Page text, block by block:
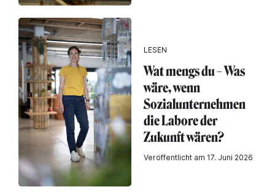
LESEN
Wat mengs du – Was
wäre, wenn
Sozialunternehmen
die Labore der
Zukunft wären?
Veröffentlicht am 17. Juni 2026